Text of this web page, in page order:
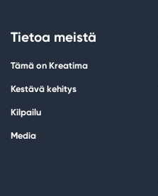
Tietoa meistä
Tämä on Kreatima
Kestävä kehitys
Kilpailu
Media